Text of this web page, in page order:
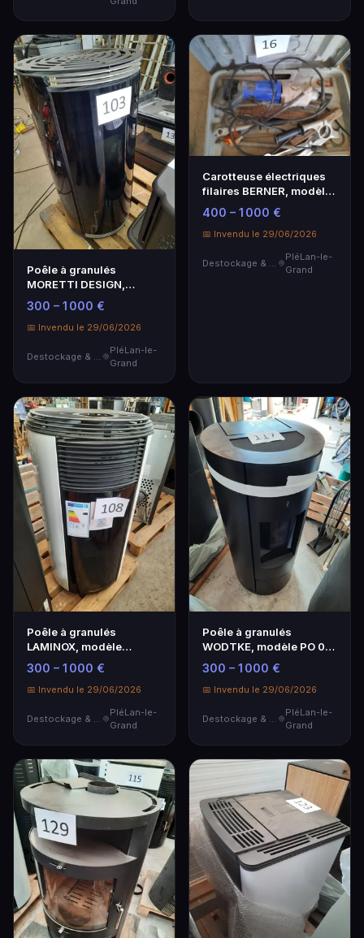
Poêle à granulés
MORETTI DESIGN,
modèle RELAX 6,5 GLOB
GLASS…
300 – 1 000 €
📅 Invendu le 29/06/2026
Destockage & Invendus
PléLan-le-
Grand
Carotteuse électriques
filaires BERNER, modèle
BDIVAD sans b…
400 – 1 000 €
📅 Invendu le 29/06/2026
PléLan-le-
Grand
Poêle à granulés
LAMINOX, modèle
JESSICA NATURAL, noir
7,5kW…
300 – 1 000 €
📅 Invendu le 29/06/2026
Destockage & Invendus
PléLan-le-
Grand
Poêle à granulés
WODTKE, modèle PO 03-
05 air+, 6kW
300 – 1 000 €
📅 Invendu le 29/06/2026
Destockage & Invendus
PléLan-le-
Grand